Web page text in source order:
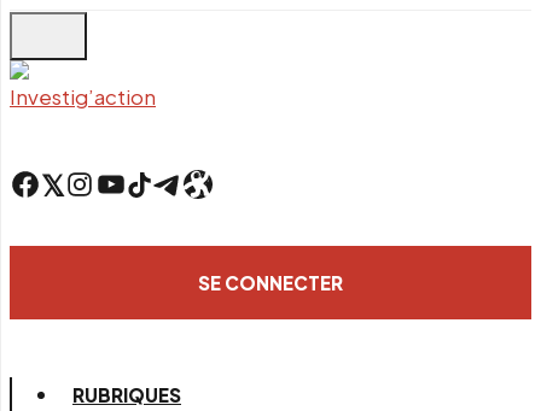
to
main
Facebook Twitter Instagram YouTube TikTok TelegramLien
SE CONNECTER
RUBRIQUES